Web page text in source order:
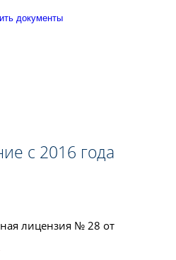
документы
с 2016 года
лицензия № 28 от